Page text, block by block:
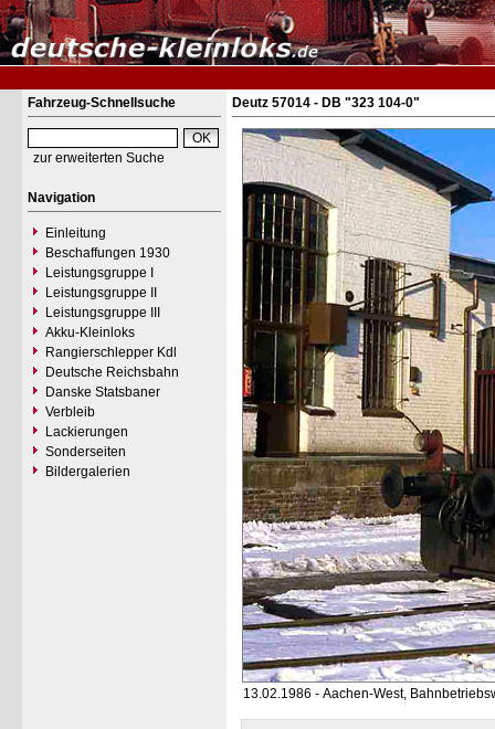
Fahrzeug-Schnellsuche
zur erweiterten Suche
Navigation
Einleitung
Beschaffungen 1930
Leistungsgruppe I
Leistungsgruppe II
Leistungsgruppe III
Akku-Kleinloks
Rangierschlepper Kdl
Deutsche Reichsbahn
Danske Statsbaner
Verbleib
Lackierungen
Sonderseiten
Bildergalerien
Deutz 57014 - DB "323 104-0"
13.02.1986 - Aachen-West,